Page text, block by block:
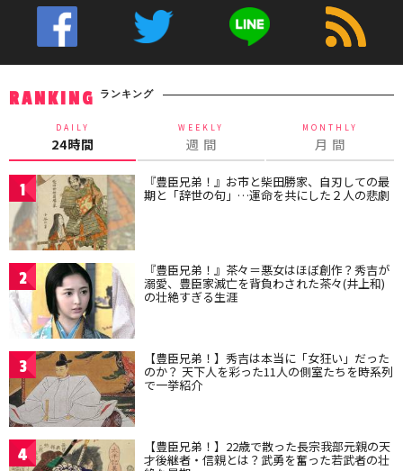
RANKING ランキング
DAILY
24時間
WEEKLY
週 間
MONTHLY
月 間
1 『豊臣兄弟！』お市と柴田勝家、自刃しての最
期と「辞世の句」…運命を共にした２人の悲劇
2 『豊臣兄弟！』茶々＝悪女はほぼ創作？秀吉が
溺愛、豊臣家滅亡を背負わされた茶々(井上和)
の壮絶すぎる生涯
3 【豊臣兄弟！】秀吉は本当に「女狂い」だった
のか？ 天下人を彩った11人の側室たちを時系列
で一挙紹介
4 【豊臣兄弟！】22歳で散った長宗我部元親の天
才後継者・信親とは？武勇を奮った若武者の壮